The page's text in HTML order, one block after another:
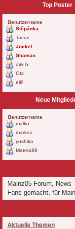
Mainz05 Forum,
Fans gemacht, für
Aktuelle Themen
Top Poster
Benutzername
Štěpánka
Taifun
Jockel
Shaman
dirk b.
Otz
elli²
Neue
Benutzername
malko
markus
yoshiko
Mateta88